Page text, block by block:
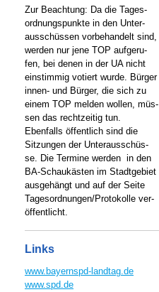
Zur Beachtung: Da die Tages-
ordnungspunkte in den Unter-
ausschüssen vorbehandelt sind,
werden nur jene TOP aufgeru-
fen, bei denen in der UA nicht
einstimmig votiert wurde. Bürger
innen- und Bürger, die sich zu
einem TOP melden wollen, müs-
sen das rechtzeitig tun.
Ebenfalls öffentlich sind die
Sitzungen der Unterausschüs-
se. Die Termine werden in den
BA-Schaukästen im Stadtgebiet
ausgehängt und auf der Seite
Tagesordnungen/Protokolle ver-
öffentlicht.
Links
www.bayernspd-landtag.de
www.spd.de